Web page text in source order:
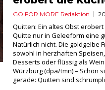
GO FOR MORE Redaktion
Quitten: Ein altes Obst
Quitte nur in Geleeform eine
Natürlich nicht. Die goldgelbe
sowohl in herzhaften
Desserts oder flüssig als
Würzburg (dpa/tmn) – Schön
gerade: Quitten sind